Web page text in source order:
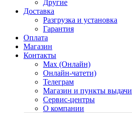
Другие
Доставка
Разгрузка и установка
Гарантия
Оплата
Магазин
Контакты
Max (Онлайн)
Онлайн-чатети)
Телеграм
Магазин и пункты выдачи
Сервис-центры
О компании